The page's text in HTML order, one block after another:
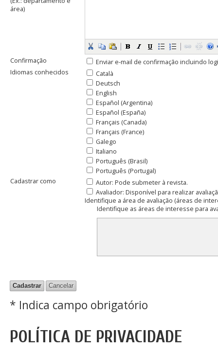
área)
Confirmação
Enviar e-mail de confirmação incluindo
Idiomas conhecidos
Català
Deutsch
English
Español (Argentina)
Español (España)
Français (Canada)
Français (France)
Galego
Italiano
Português (Brasil)
Português (Portugal)
Cadastrar como
Autor: Pode submeter à revista.
Avaliador: Disponível para realizar
Identifique a área de avaliação (áreas de
Identifique as áreas de interesse para
* Indica campo obrigatório
POLÍTICA DE PRIVACIDADE